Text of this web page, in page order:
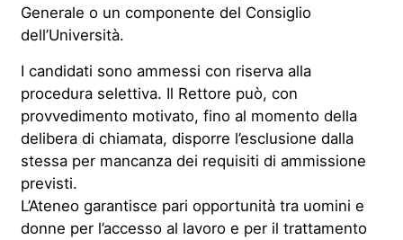
Generale o un componente del Consiglio
dell’Università.
I candidati sono ammessi con riserva alla
procedura selettiva. Il Rettore può, con
provvedimento motivato, fino al momento della
delibera di chiamata, disporre l’esclusione dalla
stessa per mancanza dei requisiti di ammissione
previsti.
L’Ateneo garantisce pari opportunità tra uomini e
donne per l’accesso al lavoro e per il trattamento